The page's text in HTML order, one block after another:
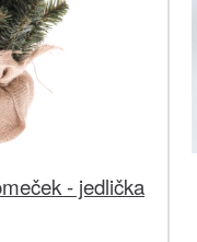
- jedlička